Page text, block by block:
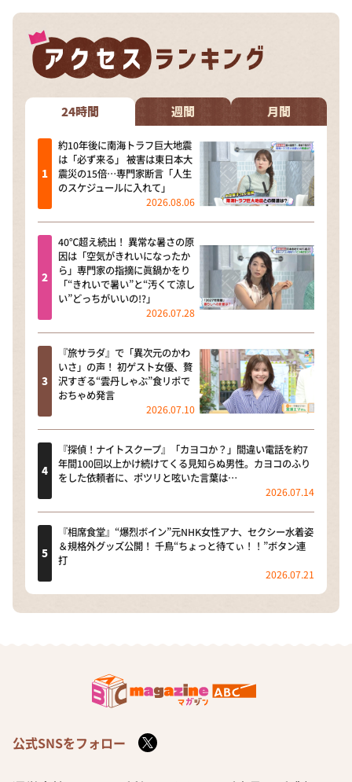
24時間 週間 月間
約10年後に南海トラフ巨大地震
は「必ず来る」 被害は東日本大
震災の15倍…専門家断言「人生
のスケジュールに入れて」
2026.08.06
40℃超え続出！ 異常な暑さの原
因は「空気がきれいになったか
ら」専門家の指摘に眞鍋かをり
「“きれいで暑い”と“汚くて涼し
い”どっちがいいの!?」
2026.07.28
『旅サラダ』で「異次元のかわ
いさ」の声！ 初ゲスト女優、贅
沢すぎる“雲丹しゃぶ”食リポで
おちゃめ発言
2026.07.10
『探偵！ナイトスクープ』「カヨコか？」間違い電話を約7
年間100回以上かけ続けてくる見知らぬ男性。カヨコのふり
をした依頼者に、ポツリと呟いた言葉は…
2026.07.14
『相席食堂』“爆烈ボイン”元NHK女性アナ、セクシー水着姿
＆規格外グッズ公開！ 千鳥“ちょっと待てぃ！！”ボタン連
打
2026.07.21
公式SNSをフォロー